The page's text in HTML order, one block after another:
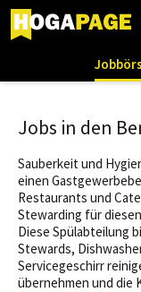
Jobs in den
Sauberkeit und
einen
Restaurants und
Stewarding für
Diese Spülabteilung
Stewards,
Servicegeschirr
übernehmen und die